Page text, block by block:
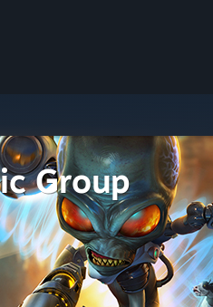
Group